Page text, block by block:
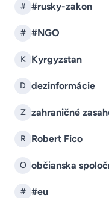
# #rusky-zakon
# #NGO
K Kyrgyzstan
D dezinformácie
Z zahraničné
R Robert Fico
O občianska
# #eu